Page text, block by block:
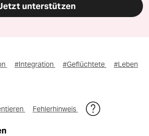
unterstützen
#Integration #Geflüchtete
#Leben
Fehlerhinweis